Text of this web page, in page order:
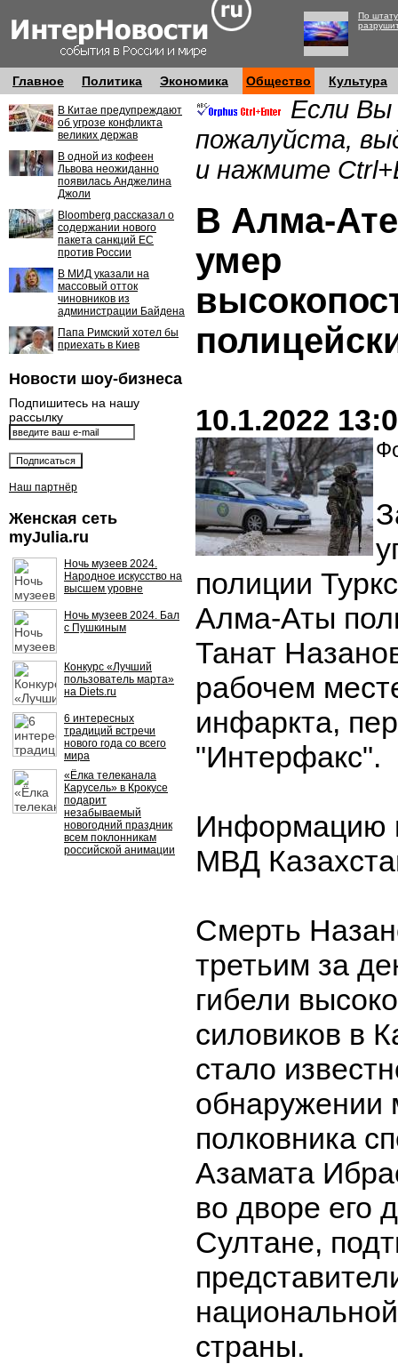
По
Главное Политика Экономика Общество Культура
В Китае предупреждают
об угрозе конфликта
великих держав
В одной из кофеен
Львова неожиданно
появилась Анджелина
Джоли
Bloomberg рассказал о
содержании нового
пакета санкций ЕС
против России
В МИД указали на
массовый отток
чиновников из
администрации Байдена
Папа Римский хотел бы
приехать в Киев
Новости шоу-бизнеса
Подпишитесь на нашу
рассылку
Наш партнёр
Женская сеть
myJulia.ru
Ночь музеев 2024.
Народное искусство на
высшем уровне
Ночь музеев 2024. Бал
с Пушкиным
Конкурс «Лучший
пользователь марта»
на Diets.ru
6 интересных
традиций встречи
нового года со всего
мира
«Ёлка телеканала
Карусель» в Крокусе
подарит
незабываемый
новогодний праздник
всем поклонникам
российской анимации
Если Вы
пожалуйста,
и нажмите
В Алма-
умер
10.1.2022
полиции
Алма-Аты
Танат
рабочем
инфаркта,
"Интерфакс".
Информацию
МВД
Смерть
третьим за
гибели
силовиков в
стало
обнаружении
полковника
Азамата
во дворе его
Султане,
страны.